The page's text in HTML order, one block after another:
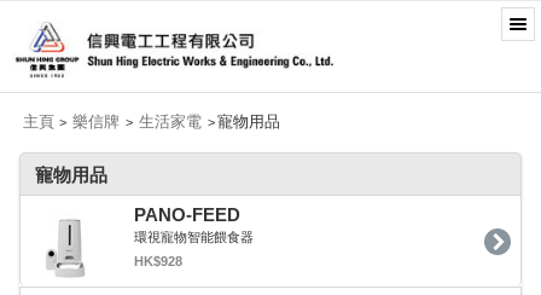
主頁 > 樂信牌 > 生活家電 >寵物用品
寵物用品
PANO-FEED
環視寵物智能餵食器
HK$928